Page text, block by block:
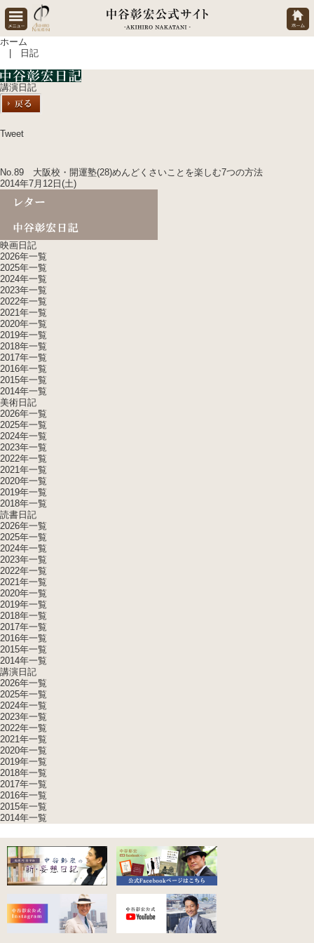
ホーム
| 日記
講演日記
Tweet
No.89 大阪校・開運塾(28)めんどくさいことを楽しむ7つの方法
2014年7月12日(土)
映画日記
2026年一覧
2025年一覧
2024年一覧
2023年一覧
2022年一覧
2021年一覧
2020年一覧
2019年一覧
2018年一覧
2017年一覧
2016年一覧
2015年一覧
2014年一覧
美術日記
2026年一覧
2025年一覧
2024年一覧
2023年一覧
2022年一覧
2021年一覧
2020年一覧
2019年一覧
2018年一覧
読書日記
2026年一覧
2025年一覧
2024年一覧
2023年一覧
2022年一覧
2021年一覧
2020年一覧
2019年一覧
2018年一覧
2017年一覧
2016年一覧
2015年一覧
2014年一覧
講演日記
2026年一覧
2025年一覧
2024年一覧
2023年一覧
2022年一覧
2021年一覧
2020年一覧
2019年一覧
2018年一覧
2017年一覧
2016年一覧
2015年一覧
2014年一覧